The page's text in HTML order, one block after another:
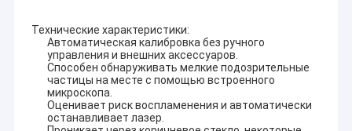
Технические характеристики:
Автоматическая калибровка без ручного
управления и внешних аксессуаров.
Способен обнаруживать мелкие подозрительные
частицы на месте с помощью встроенного
микроскопа.
Оценивает риск воспламенения и автоматически
останавливает лазер.